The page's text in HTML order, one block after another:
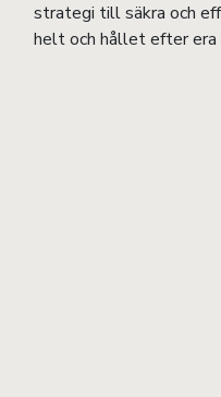
strategi till säkra och
helt och hållet efter era